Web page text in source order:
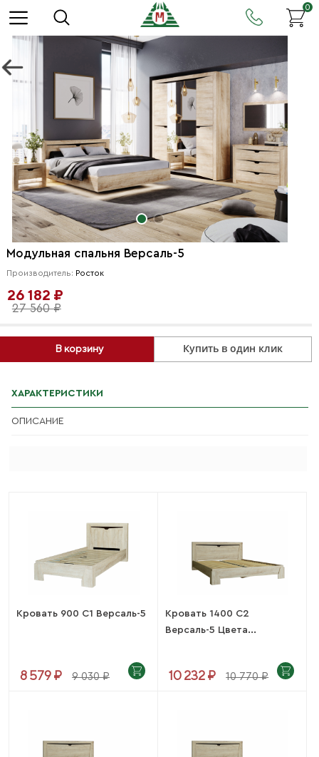
0
Модульная спальня Версаль-5
Производитель: Росток
26 182 ₽
27 560 ₽
В корзину Купить в один клик
ХАРАКТЕРИСТИКИ
ОПИСАНИЕ
Кровать 900 С1 Версаль-5
8 579 ₽ 9 030 ₽
Кровать 1400 С2
Версаль-5 Цвета...
10 232 ₽ 10 770 ₽